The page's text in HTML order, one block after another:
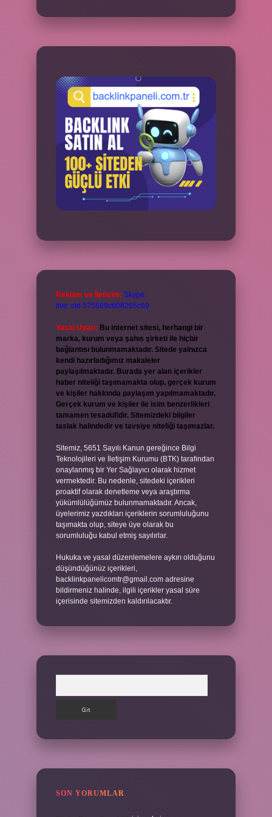
Reklam ve İletişim: Skype:
live:.cid.575569c608265c69
Yasal Uyarı: Bu internet sitesi, herhangi bir
marka, kurum veya şahıs şirketi ile hiçbir
bağlantısı bulunmamaktadır. Sitede yalnızca
kendi hazırladığımız makaleler
paylaşılmaktadır. Burada yer alan içerikler
haber niteliği taşımamakta olup, gerçek kurum
ve kişiler hakkında paylaşım yapılmamaktadır.
Gerçek kurum ve kişiler ile isim benzerlikleri
tamamen tesadüfidir. Sitemizdeki bilgiler
taslak halindedir ve tavsiye niteliği taşımazlar.
Sitemiz, 5651 Sayılı Kanun gereğince Bilgi
Teknolojileri ve İletişim Kurumu (BTK) tarafından
onaylanmış bir Yer Sağlayıcı olarak hizmet
vermektedir. Bu nedenle, sitedeki içerikleri
proaktif olarak denetleme veya araştırma
yükümlülüğümüz bulunmamaktadır. Ancak,
üyelerimiz yazdıkları içeriklerin sorumluluğunu
taşımakta olup, siteye üye olarak bu
sorumluluğu kabul etmiş sayılırlar.
Hukuka ve yasal düzenlemelere aykırı olduğunu
düşündüğünüz içerikleri,
backlinkpanelicomtr@gmail.com adresine
bildirmeniz halinde, ilgili içerikler yasal süre
içerisinde sitemizden kaldırılacaktır.
SON YORUMLAR